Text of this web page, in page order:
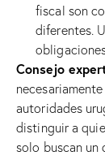
fiscal son
diferentes.
Consejo
autoridades
distinguir a
solo buscan un